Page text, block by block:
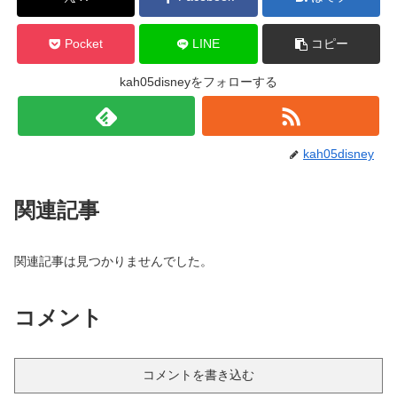
Pocket LINE コピー
kah05disneyをフォローする
kah05disney
関連記事
関連記事は見つかりませんでした。
コメント
コメントを書き込む